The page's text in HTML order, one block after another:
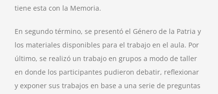
tiene esta con la Memoria.
En segundo término, se presentó el Género de la Patria y
los materiales disponibles para el trabajo en el aula. Por
último, se realizó un trabajo en grupos a modo de taller
en donde los participantes pudieron debatir, reflexionar
y exponer sus trabajos en base a una serie de preguntas